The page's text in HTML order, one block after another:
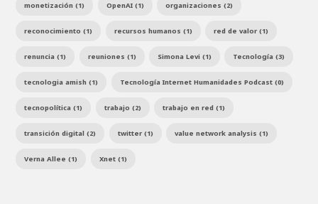
monetización (1) OpenAI (1) organizaciones (2)
reconocimiento (1) recursos humanos (1) red de valor (1)
renuncia (1) reuniones (1) Simona Levi (1) Tecnología (3)
tecnologia amish (1) Tecnología Internet Humanidades Podcast (0)
tecnopolítica (1) trabajo (2) trabajo en red (1)
transición digital (2) twitter (1) value network analysis (1)
Verna Allee (1) Xnet (1)